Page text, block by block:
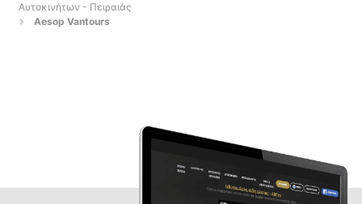
Αυτοκινήτων - Πειραιάς
Aesop Vantours